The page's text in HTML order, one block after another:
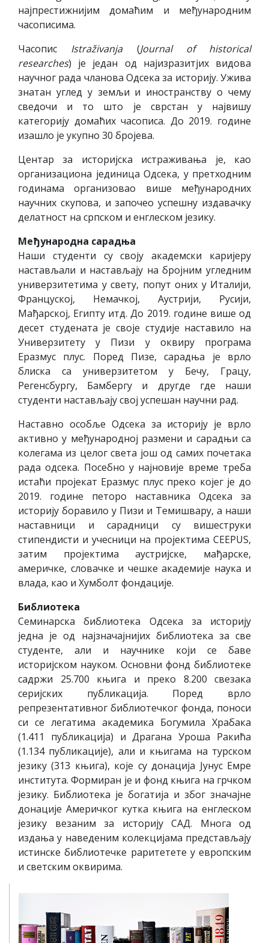
најпрестижнијим домаћим и међународним
часописима.
Часопис Istraživanja(Journal of historical
researches) је један од најизразитјих видова
научног рада чланова Одсека за историју. Ужива
знатан углед у земљи и иностранству о чему
сведочи и то што је сврстан у највишу
категорију домаћих часописа. До 2019. године
изашло је укупно 30 бројева.
Центар за историјска истраживања је, као
организациона јединица Одсека, у претходним
годинама организовао више међународних
научних скупова, и започео успешну издавачку
делатност на српском и енглеском језику.
Међународна сарадња
Наши студенти су своју академски каријеру
настављали и настављају на бројним угледним
универзитетима у свету, попут оних у Италији,
Француској, Немачкој, Аустрији, Русији,
Мађарској, Египту итд. До 2019. године више од
десет студената је своје студије наставило на
Универзитету у Пизи у оквиру програма
Еразмус плус. Поред Пизе, сарадња је врло
блиска са универзитетом у Бечу, Грацу,
Регенсбургу, Бамбергу и другде где наши
студенти настављају свој успешан научни рад.
Наставно особље Одсека за историју је врло
активно у међународној размени и сарадњи са
колегама из целог света још од самих почетака
рада одсека. Посебно у најновије време треба
истаћи пројекат Еразмус плус преко којег је до
2019. године петоро наставника Одсека за
историју боравило у Пизи и Темишвару, а наши
наставници и сарадници су вишеструки
стипендисти и учесници на пројектима CEEPUS,
затим пројектима аустријске, мађарске,
америчке, словачке и чешке академије наука и
влада, као и Хумболт фондације.
Библиотека
Семинарска библиотека Одсека за историју
једна је од најзначајнијих библиотека за све
студенте, али и научнике који се баве
историјском науком. Основни фонд библиотеке
садржи 25.700 књига и преко 8.200 свезака
серијских публикација. Поред врло
репрезентативног библиотечког фонда, поноси
си се легатима академика Богумила Храбака
(1.411 публикација) и Драгана Уроша Ракића
(1.134 публикације), али и књигама на турском
језику (313 књига), које су донација Јунус Емре
института. Формиран је и фонд књига на грчком
језику. Библиотека је богатија и због значајне
донације Америчког кутка књига на енглеском
језику везаним за историју САД. Многа од
издања у наведеним колекцијама представљају
истинске библиотечке раритетете у европским
и светским оквирима.